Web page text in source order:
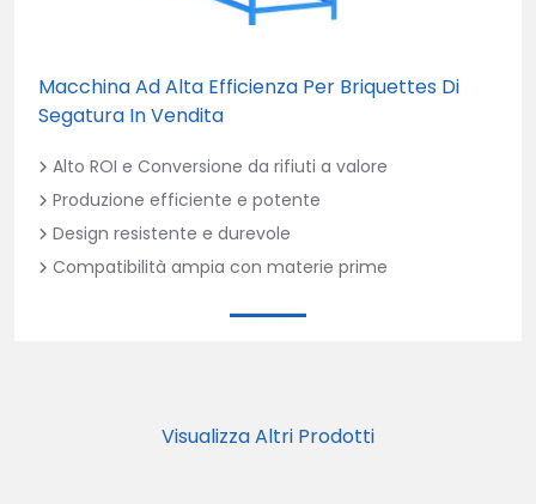
Macchina Ad Alta Efficienza Per Briquettes Di
Segatura In Vendita
Alto ROI e Conversione da rifiuti a valore
Produzione efficiente e potente
Design resistente e durevole
Compatibilità ampia con materie prime
Visualizza Altri Prodotti